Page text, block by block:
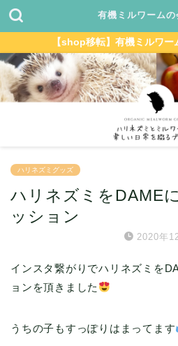
有機ミルワーム
【shop移転】有機ミルワー
ハリネズミグッズ
ハリネズミをDAME
ッション
2020年
インスタ繋がりでハリネズミを
ョンを頂きました
うちの子もすっぽりはまってます